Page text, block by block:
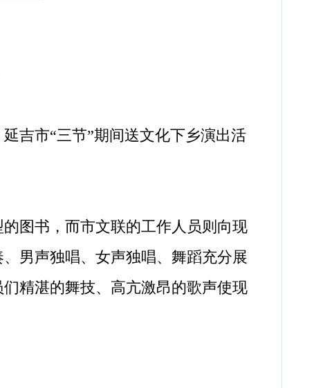
吉市“三节”期间送文化下乡演出活
图书，而市文联的工作人员则向现
男声独唱、女声独唱、舞蹈充分展
精湛的舞技、高亢激昂的歌声使现